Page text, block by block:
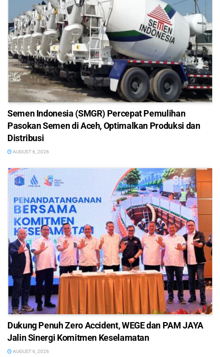
Semen Indonesia (SMGR) Percepat Pemulihan
Pasokan Semen di Aceh, Optimalkan Produksi dan
Distribusi
AUGUST 6, 2026
Dukung Penuh Zero Accident, WEGE dan PAM JAYA
Jalin Sinergi Komitmen Keselamatan
AUGUST 6, 2026